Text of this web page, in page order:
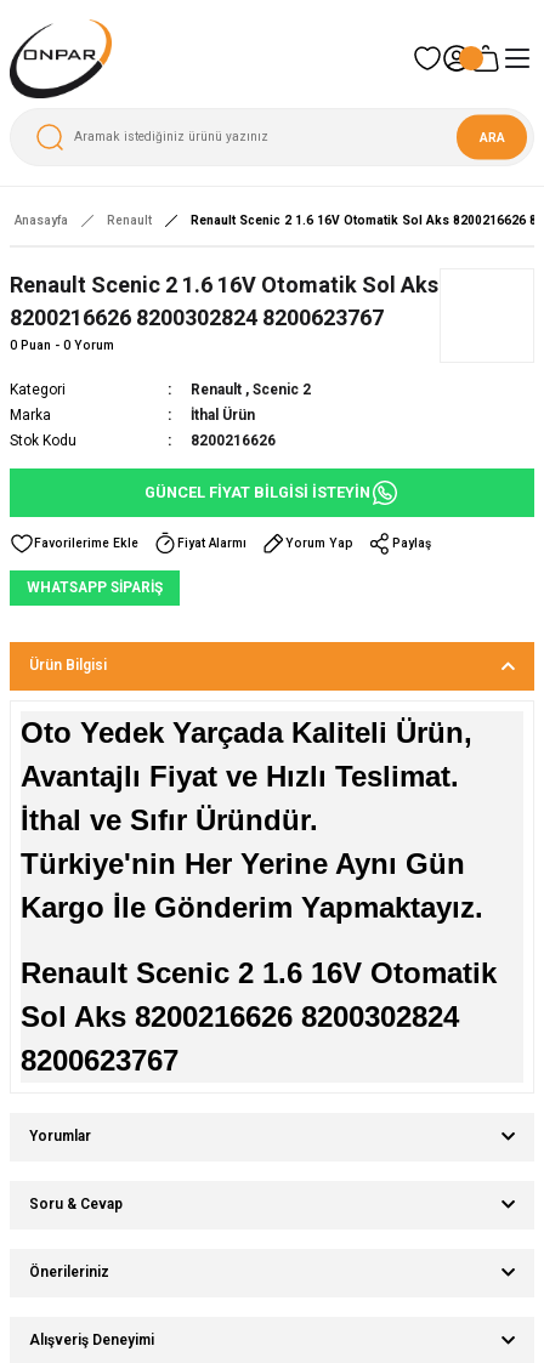
ARA
Anasayfa Renault Renault Scenic 2 1.6 16V Otomatik Sol Aks 8200216626
Renault Scenic 2 1.6 16V Otomatik Sol Aks
8200216626 8200302824 8200623767
0 Puan - 0 Yorum
Kategori Renault , Scenic 2
Marka
İthal Ürün
Stok Kodu
8200216626
GÜNCEL FİYAT BİLGİSİ İSTEYİN
Fiyat Alarmı Yorum Yap Paylaş
WHATSAPP SİPARİŞ
Ürün Bilgisi
Oto Yedek Yarçada Kaliteli Ürün,
Avantajlı Fiyat ve Hızlı Teslimat.
İthal ve Sıfır Üründür.
Türkiye'nin Her Yerine Aynı Gün
Kargo İle Gönderim Yapmaktayız.
Renault Scenic 2 1.6 16V Otomatik
Sol Aks 8200216626 8200302824
8200623767
Yorumlar
Soru & Cevap
Önerileriniz
Bu ürünün fiyat bilgisi, resim, ürün açıklamalarında ve diğer konularda
yetersiz gördüğünüz noktaları öneri formunu kullanarak tarafımıza
Alışveriş Deneyimi